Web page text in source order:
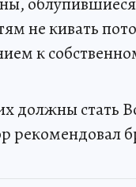
не кивать
к
должны стать
рекомендовал